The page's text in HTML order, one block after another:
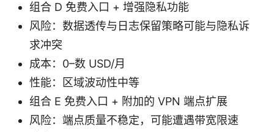
组合 D 免费入口 + 增强隐私功能
风险：数据透传与日志保留策略可能与隐私诉
求冲突
成本：0–数 USD/月
性能：区域波动性中等
组合 E 免费入口 + 附加的 VPN 端点扩展
风险：端点质量不稳定，可能遭遇带宽限速